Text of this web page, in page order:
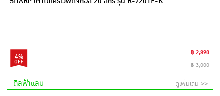
4%
฿ 2,890
฿ 3,000
ดีลฟ้าแลบ ดูเพิ่มเติม >>